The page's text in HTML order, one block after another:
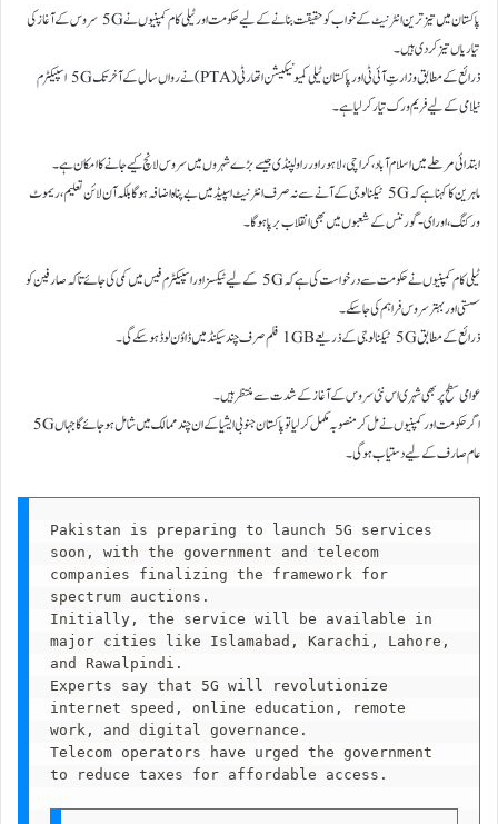
پاکستان میں تیز ترین انٹرنیٹ کے خواب کو حقیقت بنانے کے لیے حکومت اور ٹیلی کام کمپنیوں نے 5G سروس کے آغاز کی
تیاریاں تیز کر دی ہیں۔
ذرائع کے مطابق وزارتِ آئی ٹی اور پاکستان ٹیلی کمیونیکیشن اتھارٹی (PTA) نے رواں سال کے آخر تک 5G اسپیکٹرم
نیلامی کے لیے فریم ورک تیار کر لیا ہے۔
ابتدائی مرحلے میں اسلام آباد، کراچی، لاہور اور راولپنڈی جیسے بڑے شہروں میں سروس لانچ کیے جانے کا امکان ہے۔
ماہرین کا کہنا ہے کہ 5G ٹیکنالوجی کے آنے سے نہ صرف انٹرنیٹ اسپیڈ میں بے پناہ اضافہ ہوگا بلکہ آن لائن تعلیم، ریموٹ
ورکنگ، اور ای-گورننس کے شعبوں میں بھی انقلاب برپا ہوگا۔
ٹیلی کام کمپنیوں نے حکومت سے درخواست کی ہے کہ 5G کے لیے ٹیکسز اور اسپیکٹرم فیس میں کمی کی جائے تاکہ صارفین کو
سستی اور بہتر سروس فراہم کی جا سکے۔
ذرائع کے مطابق 5G ٹیکنالوجی کے ذریعے 1GB فلم صرف چند سیکنڈ میں ڈاؤن لوڈ ہو سکے گی۔
عوامی سطح پر بھی شہری اس نئی سروس کے آغاز کے شدت سے منتظر ہیں۔
اگر حکومت اور کمپنیوں نے مل کر منصوبہ مکمل کر لیا تو پاکستان جنوبی ایشیا کے ان چند ممالک میں شامل ہو جائے گا جہاں 5G
عام صارف کے لیے دستیاب ہوگی۔
Pakistan is preparing to launch 5G services
soon, with the government and telecom
companies finalizing the framework for
spectrum auctions.
Initially, the service will be available in
major cities like Islamabad, Karachi, Lahore,
and Rawalpindi.
Experts say that 5G will revolutionize
internet speed, online education, remote
work, and digital governance.
Telecom operators have urged the government
to reduce taxes for affordable access.